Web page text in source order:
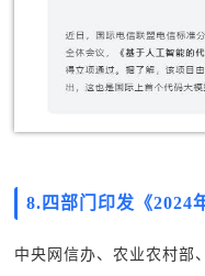
8.四部门印发《2024
中央网信办、农业农村部